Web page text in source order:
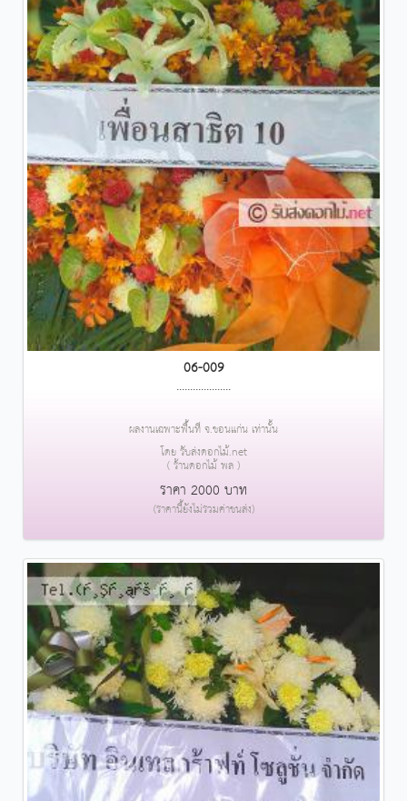
06-009
....................
ผลงานเฉพาะพื้นที่ จ.ขอนแก่น เท่านั้น
โดย รับส่งดอกไม้.net
( ร้านดอกไม้ พล )
ราคา 2000 บาท
(ราคานี้ยังไม่รวมค่าขนส่ง)